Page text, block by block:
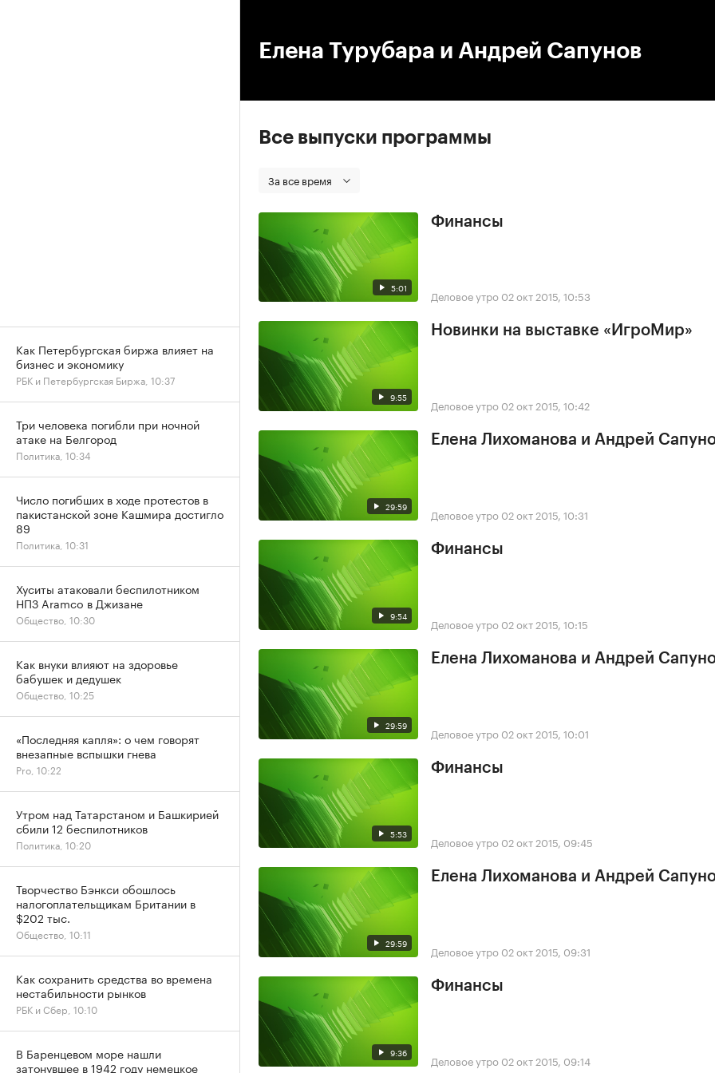
Елена Турубара и Андрей Сапунов
Все выпуски программы
За все время
5:01
Финансы
Деловое утро 02 окт 2015, 10:53
9:55
Новинки на выставке «ИгроМир»
Деловое утро 02 окт 2015, 10:42
29:59
Елена Лихоманова и Андрей
Деловое утро 02 окт 2015, 10:31
9:54
Финансы
Деловое утро 02 окт 2015, 10:15
29:59
Елена Лихоманова и Андрей
Деловое утро 02 окт 2015, 10:01
5:53
Финансы
Деловое утро 02 окт 2015, 09:45
29:59
Елена Лихоманова и Андрей
Деловое утро 02 окт 2015, 09:31
9:36
Финансы
Деловое утро 02 окт 2015, 09:14
Как Петербургская биржа влияет на
бизнес и экономику
РБК и Петербургская Биржа, 10:37
Три человека погибли при ночной
атаке на Белгород
Политика, 10:34
Число погибших в ходе протестов в
пакистанской зоне Кашмира достигло
89
Политика, 10:31
Хуситы атаковали беспилотником
НПЗ Aramco в Джизане
Общество, 10:30
Как внуки влияют на здоровье
бабушек и дедушек
Общество, 10:25
«Последняя капля»: о чем говорят
внезапные вспышки гнева
Pro, 10:22
Утром над Татарстаном и Башкирией
сбили 12 беспилотников
Политика, 10:20
Творчество Бэнкси обошлось
налогоплательщикам Британии в
$202 тыс.
Общество, 10:11
Как сохранить средства во времена
нестабильности рынков
РБК и Сбер, 10:10
В Баренцевом море нашли
затонувшее в 1942 году немецкое